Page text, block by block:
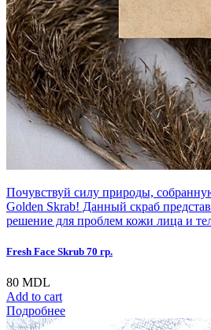
Почувствуй силу природы,
Golden Skrab! Данный скраб
решение для проблем кожи лица и
Fresh Face Skrub 70 гр.
80 MDL
Add to cart
Подробнее